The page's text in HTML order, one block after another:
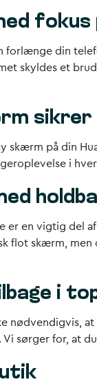
fokus
forlænge din
skyldes et
sikrer
skærm på din
i
er en vigtig
flot skærm,
i
nødvendigvis,
sørger for, at